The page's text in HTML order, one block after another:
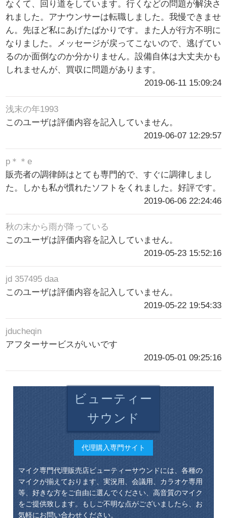
なくて、回り道をしています。行くなどの問題が解決さ
れました。アナウンサーは転職しました。我慢できませ
ん。先ほど私にあげたばかりです。また人が行方不明に
なりました。メッセージが戻ってこないので、逃げてい
るのか面倒なのか分かりません。設備自体は大丈夫かも
しれませんが、買収に問題があります。
2019-06-11 15:09:24
浅末の年1993
このユーザは評価内容を記入していません。
2019-06-07 12:29:57
p＊＊e
販売者の調律師はとても専門的で、すぐに調律しまし
た。しかも私が慣れたソフトをくれました。好評です。
2019-06-06 22:24:46
秋の末から雨が降っている
このユーザは評価内容を記入していません。
2019-05-23 15:52:16
jd 357495 daa
このユーザは評価内容を記入していません。
2019-05-22 19:54:33
jducheqin
アフターサービスがいいです
2019-05-01 09:25:16
ビューティー
サウンド
代理購入専門サイト
マイク専門代理販売店ビューティーサウンドには、各種の
マイクが揃えております、実況用、会議用、カラオケ専用
等、好きな方をご自由に選んでください、高音質のマイク
をご提供致します。もしご不明な点がございましたら、お
気軽にお問い合わせください。